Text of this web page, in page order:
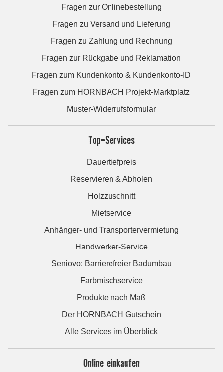
Fragen zur Onlinebestellung
Fragen zu Versand und Lieferung
Fragen zu Zahlung und Rechnung
Fragen zur Rückgabe und Reklamation
Fragen zum Kundenkonto & Kundenkonto-ID
Fragen zum HORNBACH Projekt-Marktplatz
Muster-Widerrufsformular
Top-Services
Dauertiefpreis
Reservieren & Abholen
Holzzuschnitt
Mietservice
Anhänger- und Transportervermietung
Handwerker-Service
Seniovo: Barrierefreier Badumbau
Farbmischservice
Produkte nach Maß
Der HORNBACH Gutschein
Alle Services im Überblick
Online einkaufen